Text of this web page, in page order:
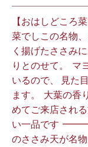
【おはしどころ
菜でしこの名物
く揚げたささみ
りとのせて。 ⁡ マ
いるので、 見た
ます。 ⁡ 大葉の香
めてご来店され
い一品です️
のささみ天が名